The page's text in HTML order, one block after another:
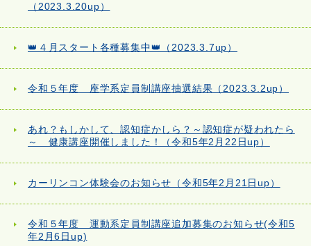
（2023.3.20up）
👑４月スタート各種募集中👑（2023.3.7up）
令和５年度 座学系定員制講座抽選結果（2023.3.2up）
あれ？もしかして、認知症かしら？～認知症が疑われたら
～ 健康講座開催しました！（令和5年2月22日up）
カーリンコン体験会のお知らせ（令和5年2月21日up）
令和５年度 運動系定員制講座追加募集のお知らせ(令和5
年2月6日up)